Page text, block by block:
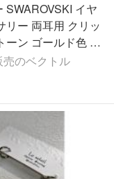
SWAROVSKI イヤ
リー 両耳用 クリッ
ーン ゴールド色 ■
ース
のベクトル